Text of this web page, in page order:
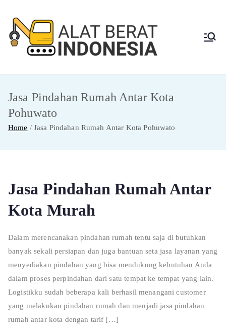
content
Berat
Indon
esia
Jasa Sewa Alat
Jasa Pindahan Rumah Antar Kota
Pohuwato
Home Jasa Pindahan Rumah Antar Kota Pohuwato
Jasa Pindahan Rumah Antar
Kota Murah
Dalam merencanakan pindahan rumah tentu saja di butuhkan
banyak sekali persiapan dan juga bantuan seta jasa layanan yang
menyediakan pindahan yang bisa mendukung kebutuhan Anda
dalam proses perpindahan dari satu tempat ke tempat yang lain.
Logistikku sudah beberapa kali berhasil menangani customer
yang melakukan pindahan rumah dan menjadi jasa pindahan
rumah antar kota dengan tarif […]